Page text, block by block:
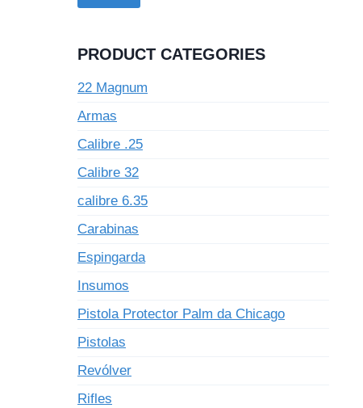
PRODUCT CATEGORIES
22 Magnum
Armas
Calibre .25
Calibre 32
calibre 6.35
Carabinas
Espingarda
Insumos
Pistola Protector Palm da Chicago
Pistolas
Revólver
Rifles